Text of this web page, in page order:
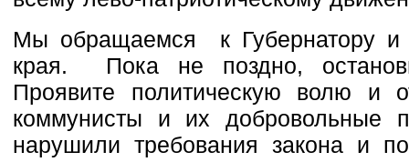
Мы обращаемся к Губернатору и
края. Пока не поздно,
Проявите политическую волю и
коммунисты и их добровольные
нарушили требования закона и